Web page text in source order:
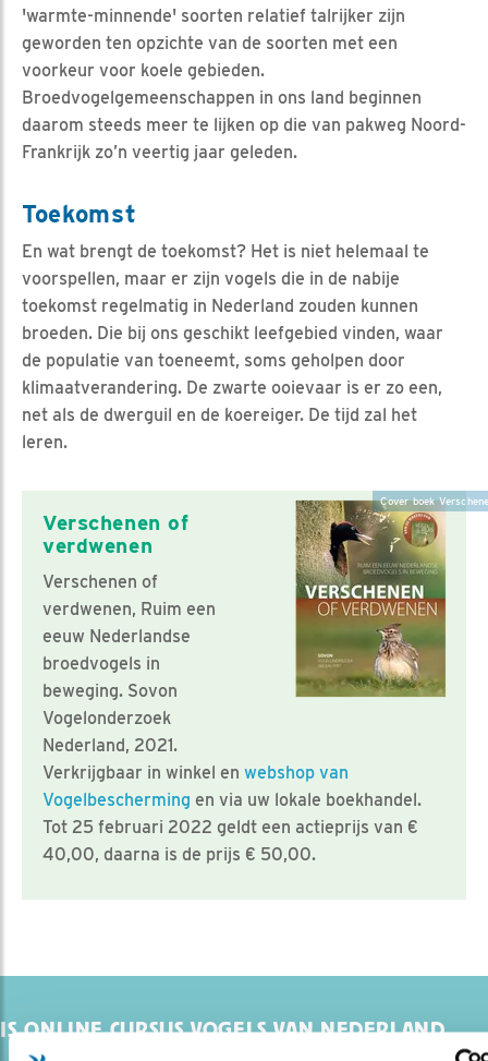
'warmte-minnende' soorten relatief talrijker zijn
geworden ten opzichte van de soorten met een
voorkeur voor koele gebieden.
Broedvogelgemeenschappen in ons land beginnen
daarom steeds meer te lijken op die van pakweg Noord-
Frankrijk zo’n veertig jaar geleden.
Toekomst
En wat brengt de toekomst? Het is niet helemaal te
voorspellen, maar er zijn vogels die in de nabije
toekomst regelmatig in Nederland zouden kunnen
broeden. Die bij ons geschikt leefgebied vinden, waar
de populatie van toeneemt, soms geholpen door
klimaatverandering. De zwarte ooievaar is er zo een,
net als de dwerguil en de koereiger. De tijd zal het
leren.
Cover boek
Verschenen of
verdwenen
Verschenen of
verdwenen, Ruim een
eeuw Nederlandse
broedvogels in
beweging. Sovon
Vogelonderzoek
Nederland, 2021.
Verkrijgbaar in winkel en webshop van
Vogelbescherming en via uw lokale boekhandel.
Tot 25 februari 2022 geldt een actieprijs van €
40,00, daarna is de prijs € 50,00.
ONLINE CURSUS VOGELS VAN NEDERLAND